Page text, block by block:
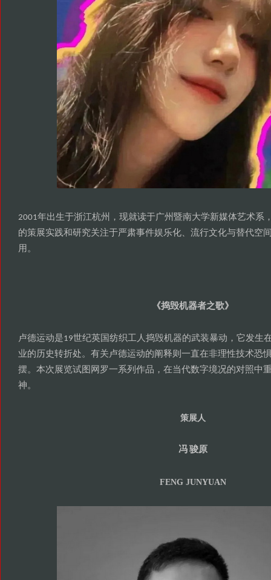
2001年出生于浙江杭州 ， 现就读于广州暨南大学新媒体艺术系
的策展实践和研究关注于严肃事件娱乐化、 流行文化与替代空
用 。
《捣毁机器者之歌》
卢德运动是19世纪英国纺织工人捣毁机器的武装暴动 ， 它发生
业的历史转折处。 有关卢德运动的阐释则一直在非理性技术恐
摆。 本次展览试图网罗一系列作品 ， 在当代数字境况的对照中
神。
策展人
冯 骏原
FENG JUNYUAN